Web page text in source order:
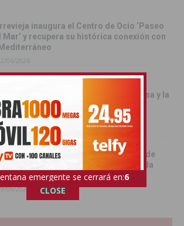
inaugura el Centro de Ocio ‘Paseo
Mar’ y recupera su histórica conexión con
06/2026
de la Horadada celebró la Santa Misa y la
del Corpus Christi 2026
06/2026
se vuelca con la gran Entrada de
y Cristianos en una intensa jornada
06/2026
emergente se cerrará en:5
CLOSE